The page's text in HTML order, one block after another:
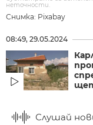
Снимка: Pixabay
неточности.
08:49, 29.05.2024
Слушай